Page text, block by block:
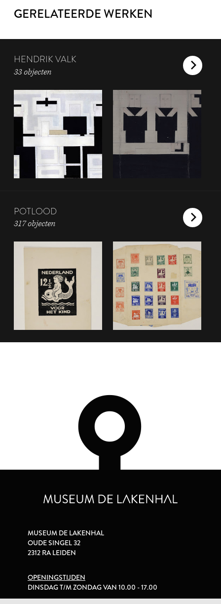
GERELATEERDE WERKEN
HENDRIK VALK
33 objecten
POTLOOD
317 objecten
MUSEUM DE LAKENHAL
OUDE SINGEL 32
2312 RA LEIDEN
OPENINGSTIJDEN
DINSDAG T/M ZONDAG VAN 10.00 - 17.00